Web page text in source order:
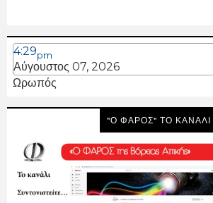
4:29pm
Αύγουστος 07, 2026
Ωρωπός
"Ο ΦΑΡΟΣ" ΤΟ ΚΑΝΑΛΙ